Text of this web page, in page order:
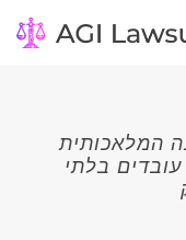
המלאכותית
בלתי